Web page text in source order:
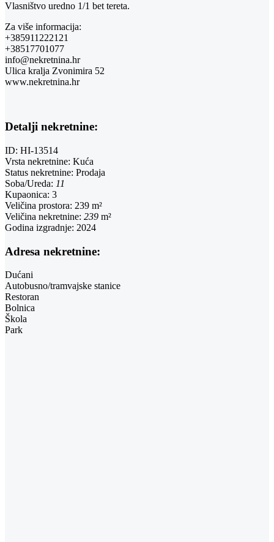
Vlasništvo uredno 1/1 bet tereta.
Za više informacija:
+385911222121
+38517701077
info@nekretnina.hr
Ulica kralja Zvonimira 52
www.nekretnina.hr
Detalji nekretnine:
ID: HI-13514
Vrsta nekretnine: Kuća
Status nekretnine: Prodaja
Soba/Ureda: 11
Kupaonica: 3
Veličina prostora: 239 m²
Veličina nekretnine: 239 m²
Godina izgradnje: 2024
Adresa nekretnine:
Dućani
Autobusno/tramvajske stanice
Restoran
Bolnica
Škola
Park